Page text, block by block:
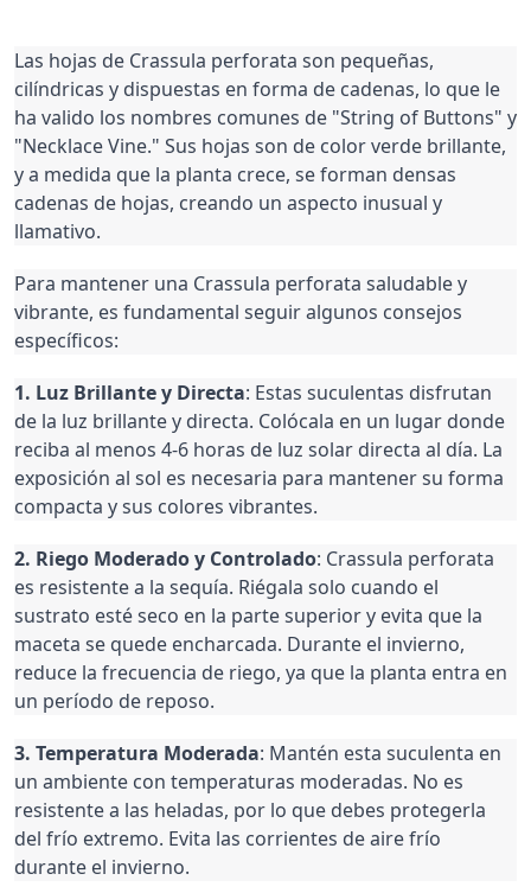
Las hojas de Crassula perforata son pequeñas,
cilíndricas y dispuestas en forma de cadenas, lo que le
ha valido los nombres comunes de "String of Buttons" y
"Necklace Vine." Sus hojas son de color verde brillante,
y a medida que la planta crece, se forman densas
cadenas de hojas, creando un aspecto inusual y
llamativo.
Para mantener una Crassula perforata saludable y
vibrante, es fundamental seguir algunos consejos
específicos:
1. Luz Brillante y Directa: Estas suculentas disfrutan
de la luz brillante y directa. Colócala en un lugar donde
reciba al menos 4-6 horas de luz solar directa al día. La
exposición al sol es necesaria para mantener su forma
compacta y sus colores vibrantes.
2. Riego Moderado y Controlado: Crassula perforata
es resistente a la sequía. Riégala solo cuando el
sustrato esté seco en la parte superior y evita que la
maceta se quede encharcada. Durante el invierno,
reduce la frecuencia de riego, ya que la planta entra en
un período de reposo.
3. Temperatura Moderada: Mantén esta suculenta en
un ambiente con temperaturas moderadas. No es
resistente a las heladas, por lo que debes protegerla
del frío extremo. Evita las corrientes de aire frío
durante el invierno.